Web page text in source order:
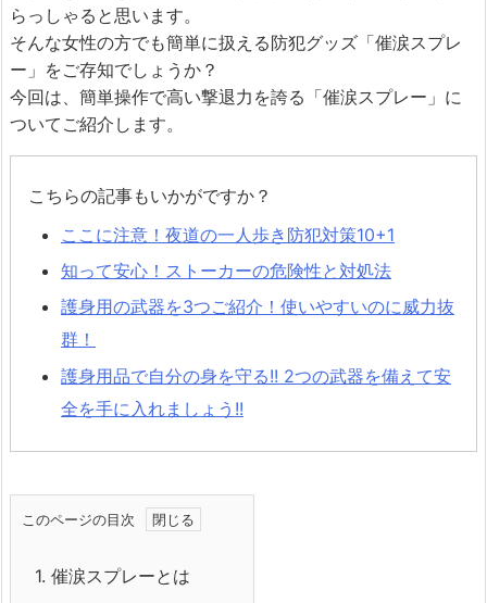
らっしゃると思います。
そんな女性の方でも簡単に扱える防犯グッズ「催涙スプレ
ー」をご存知でしょうか？
今回は、簡単操作で高い撃退力を誇る「催涙スプレー」に
ついてご紹介します。
こちらの記事もいかがですか？
ここに注意！夜道の一人歩き防犯対策10+1
知って安心！ストーカーの危険性と対処法
護身用の武器を3つご紹介！使いやすいのに威力抜
群！
護身用品で自分の身を守る!! 2つの武器を備えて安
全を手に入れましょう!!
このページの目次
1. 催涙スプレーとは